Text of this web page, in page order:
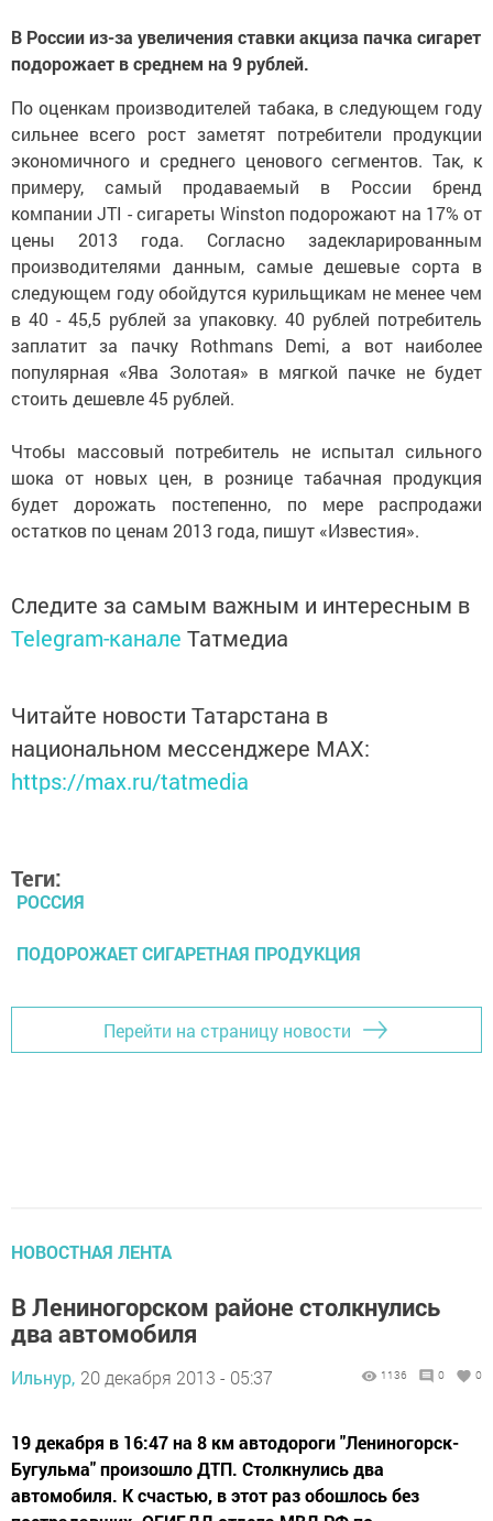
В России из-за увеличения ставки акциза пачка сигарет
подорожает в среднем на 9 рублей.
По оценкам производителей табака, в следующем году
сильнее всего рост заметят потребители продукции
экономичного и среднего ценового сегментов. Так, к
примеру, самый продаваемый в России бренд
компании JTI - сигареты Winston подорожают на 17% от
цены 2013 года. Согласно задекларированным
производителями данным, самые дешевые сорта в
следующем году обойдутся курильщикам не менее чем
в 40 - 45,5 рублей за упаковку. 40 рублей потребитель
заплатит за пачку Rothmans Demi, а вот наиболее
популярная «Ява Золотая» в мягкой пачке не будет
стоить дешевле 45 рублей.
Чтобы массовый потребитель не испытал сильного
шока от новых цен, в рознице табачная продукция
будет дорожать постепенно, по мере распродажи
остатков по ценам 2013 года, пишут «Известия».
Следите за самым важным и интересным в
Telegram-канале Татмедиа
Читайте новости Татарстана в
национальном мессенджере MАХ:
https://max.ru/tatmedia
Теги:
РОССИЯ
ПОДОРОЖАЕТ СИГАРЕТНАЯ ПРОДУКЦИЯ
Перейти на страницу новости
НОВОСТНАЯ ЛЕНТА
В Лениногорском районе столкнулись
два автомобиля
Ильнур, 20 декабря 2013 - 05:37 1136 0 0
19 декабря в 16:47 на 8 км автодороги "Лениногорск-
Бугульма" произошло ДТП. Столкнулись два
автомобиля. К счастью, в этот раз обошлось без